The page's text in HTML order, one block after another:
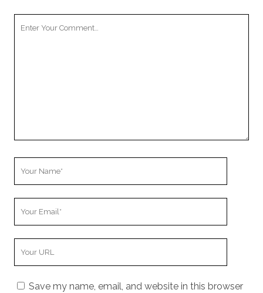
Save my name, email, and website in this browser